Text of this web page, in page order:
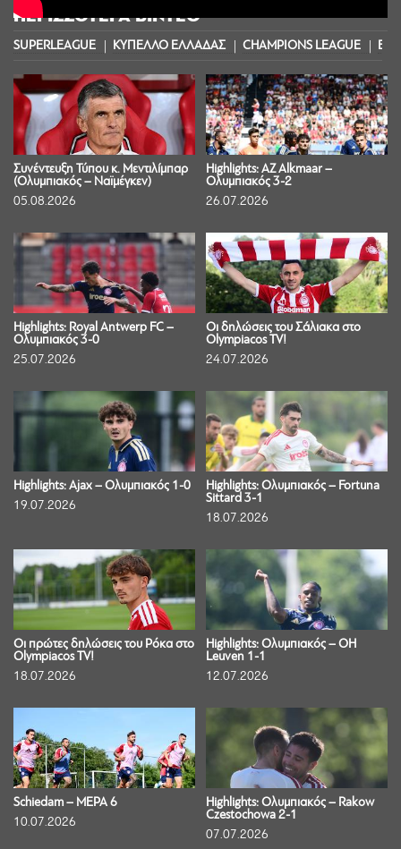
ΠΕΡΙΣΣΟΤΕΡΑ ΒΙΝΤΕΟ
SUPERLEAGUE ΚΥΠΕΛΛΟ ΕΛΛΑΔΑΣ CHAMPIONS LEAGUE
Συνέντευξη Τύπου κ. Μεντιλίμπαρ
(Ολυμπιακός – Ναϊμέγκεν)
05.08.2026
Highlights: AZ Alkmaar –
Ολυμπιακός 3-2
26.07.2026
Highlights: Royal Antwerp FC –
Ολυμπιακός 3-0
25.07.2026
Οι δηλώσεις του Σάλιακα στο
Olympiacos TV!
24.07.2026
Highlights: Ajax – Ολυμπιακός 1-0
19.07.2026
Highlights: Ολυμπιακός – Fortuna
Sittard 3-1
18.07.2026
Οι πρώτες δηλώσεις του Ρόκα στο
Olympiacos TV!
18.07.2026
Highlights: Ολυμπιακός – OH
Leuven 1-1
12.07.2026
Schiedam – ΜΕΡΑ 6
10.07.2026
Highlights: Ολυμπιακός – Rakow
Czestochowa 2-1
07.07.2026